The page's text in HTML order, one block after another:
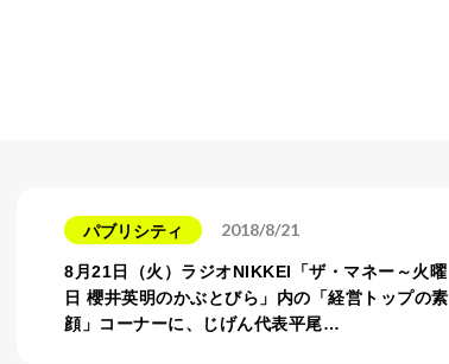
パブリシティ 2018/8/21
8月21日（火）ラジオNIKKEI「ザ・マネー～火曜
日 櫻井英明のかぶとびら」内の「経営トップの素
顔」コーナーに、じげん代表平尾…